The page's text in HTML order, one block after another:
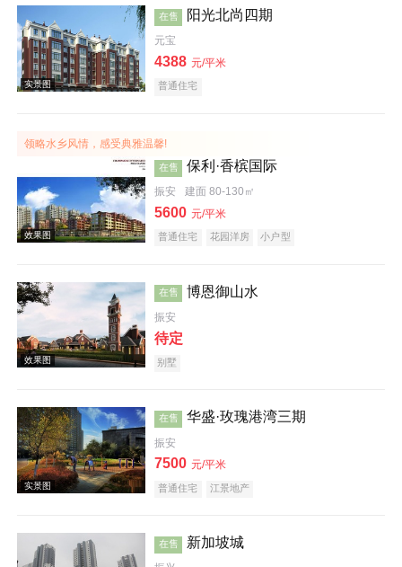
效果图
实景图
在售 阳光北尚四期
元宝
4388 元/平米
普通住宅
领略水乡风情，感受典雅温馨!
在售 保利·香槟国际
振安 建面 80-130㎡
5600 元/平米
普通住宅 花园洋房 小户型
在售 博恩御山水
振安
待定
别墅
在售 华盛·玫瑰港湾三期
振安
7500 元/平米
普通住宅 江景地产
在售 新加坡城